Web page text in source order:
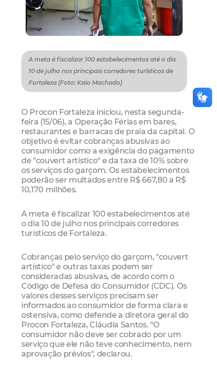
A meta é fiscalizar 100 estabelecimentos até o dia
10 de julho nos principais corredores turísticos de
Fortaleza (Foto: Kaio Machado)
O Procon Fortaleza iniciou, nesta segunda-
feira (15/06), a Operação Férias em bares,
restaurantes e barracas de praia da capital. O
objetivo é evitar cobranças abusivas ao
consumidor como a exigência do pagamento
de "couvert artístico" e da taxa de 10% sobre
os serviços do garçom. Os estabelecimentos
poderão ser multados entre R$ 667,80 a R$
10,170 milhões.
A meta é fiscalizar 100 estabelecimentos até
o dia 10 de julho nos principais corredores
turísticos de Fortaleza.
Cobranças pelo serviço do garçom, "couvert
artístico" e outras taxas podem ser
consideradas abusivas, de acordo com o
Código de Defesa do Consumidor (CDC). Os
valores desses serviços precisam ser
informados ao consumidor de forma clara e
ostensiva, como defende a diretora geral do
Procon Fortaleza, Cláudia Santos. "O
consumidor não deve ser cobrado por um
serviço que ele não teve conhecimento, nem
aprovação prévios", declarou.